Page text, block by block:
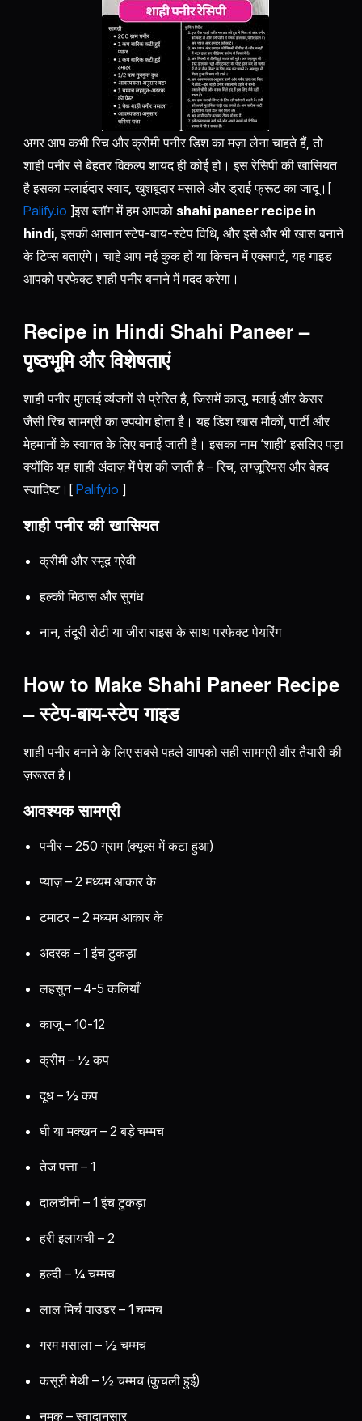
अगर आप कभी रिच और क्रीमी पनीर डिश का मज़ा लेना चाहते हैं, तो
शाही पनीर से बेहतर विकल्प शायद ही कोई हो। इस रेसिपी की खासियत
है इसका मलाईदार स्वाद, खुशबूदार मसाले और ड्राई फ्रूट का जादू।[
Palify.io ]इस ब्लॉग में हम आपको shahi paneer recipe in
hindi, इसकी आसान स्टेप-बाय-स्टेप विधि, और इसे और भी खास बनाने
के टिप्स बताएंगे। चाहे आप नई कुक हों या किचन में एक्सपर्ट, यह गाइड
आपको परफेक्ट शाही पनीर बनाने में मदद करेगा।
Recipe in Hindi Shahi Paneer –
पृष्ठभूमि और विशेषताएं
शाही पनीर मुग़लई व्यंजनों से प्रेरित है, जिसमें काजू, मलाई और केसर
जैसी रिच सामग्री का उपयोग होता है। यह डिश खास मौकों, पार्टी और
मेहमानों के स्वागत के लिए बनाई जाती है। इसका नाम ‘शाही’ इसलिए पड़ा
क्योंकि यह शाही अंदाज़ में पेश की जाती है – रिच, लग्ज़ूरियस और बेहद
स्वादिष्ट।[ Palify.io ]
शाही पनीर की खासियत
क्रीमी और स्मूद ग्रेवी
हल्की मिठास और सुगंध
नान, तंदूरी रोटी या जीरा राइस के साथ परफेक्ट पेयरिंग
How to Make Shahi Paneer Recipe
– स्टेप-बाय-स्टेप गाइड
शाही पनीर बनाने के लिए सबसे पहले आपको सही सामग्री और तैयारी की
ज़रूरत है।
आवश्यक सामग्री
पनीर – 250 ग्राम (क्यूब्स में कटा हुआ)
प्याज़ – 2 मध्यम आकार के
टमाटर – 2 मध्यम आकार के
अदरक – 1 इंच टुकड़ा
लहसुन – 4-5 कलियाँ
काजू – 10-12
क्रीम – ½ कप
दूध – ½ कप
घी या मक्खन – 2 बड़े चम्मच
तेज पत्ता – 1
दालचीनी – 1 इंच टुकड़ा
हरी इलायची – 2
हल्दी – ¼ चम्मच
लाल मिर्च पाउडर – 1 चम्मच
गरम मसाला – ½ चम्मच
कसूरी मेथी – ½ चम्मच (कुचली हुई)
नमक – स्वादानुसार